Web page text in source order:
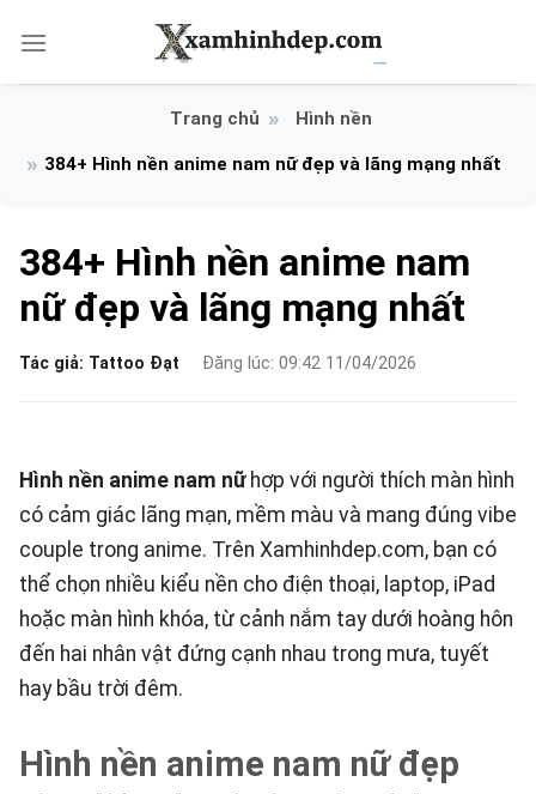
qua
Hình nền
384+ Hình nền anime nam nữ đẹp và lãng mạng nhất
384+ Hình nền anime nam
nữ đẹp và lãng mạng nhất
Tác giả: Tattoo Đạt Đăng lúc: 09:42 11/04/2026
Hình nền anime nam nữhợp với người thích màn hình
có cảm giác lãng mạn, mềm màu và mang đúng vibe
couple trong anime. Trên Xamhinhdep.com, bạn có
thể chọn nhiều kiểu nền cho điện thoại, laptop, iPad
hoặc màn hình khóa, từ cảnh nắm tay dưới hoàng hôn
đến hai nhân vật đứng cạnh nhau trong mưa, tuyết
hay bầu trời đêm.
Hình nền anime nam nữ đẹp